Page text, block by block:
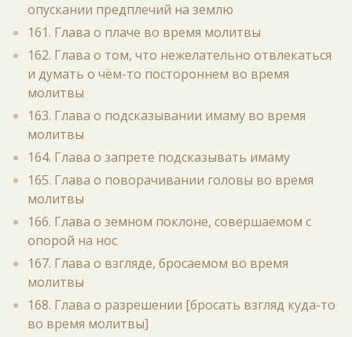
опускании предплечий на землю
161. Глава о плаче во время молитвы
162. Глава о том, что нежелательно отвлекаться
и думать о чём-то постороннем во время
молитвы
163. Глава о подсказывании имаму во время
молитвы
164. Глава о запрете подсказывать имаму
165. Глава о поворачивании головы во время
молитвы
166. Глава о земном поклоне, совершаемом с
опорой на нос
167. Глава о взгляде, бросаемом во время
молитвы
168. Глава о разрешении [бросать взгляд куда-то
во время молитвы]